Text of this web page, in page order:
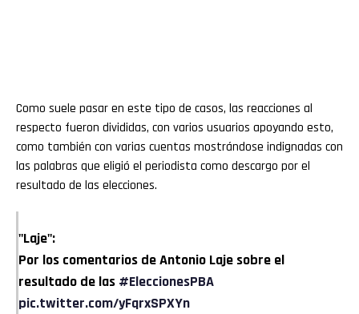
Como suele pasar en este tipo de casos, las reacciones al
respecto fueron divididas, con varios usuarios apoyando esto,
como también con varias cuentas mostrándose indignadas con
las palabras que eligió el periodista como descargo por el
resultado de las elecciones.
"Laje":
Por los comentarios de Antonio Laje sobre el
resultado de las #EleccionesPBA
pic.twitter.com/yFqrxSPXYn